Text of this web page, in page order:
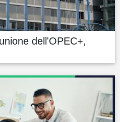
dell'OPEC+,